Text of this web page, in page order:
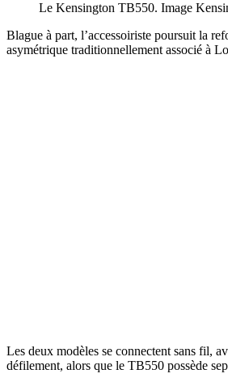
Le Kensington TB550. Image
Blague à part, l’accessoiriste poursuit la
asymétrique traditionnellement associé à
Les deux modèles se connectent sans fil,
défilement, alors que le TB550 possède